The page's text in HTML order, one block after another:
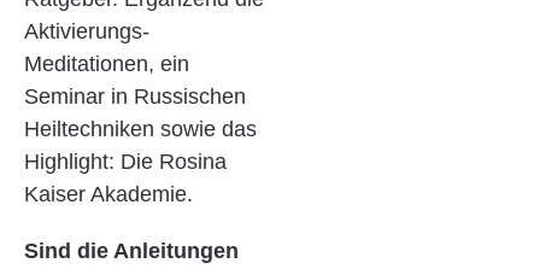
Aktivierungs-
Meditationen, ein
Seminar in Russischen
Heiltechniken sowie das
Highlight: Die Rosina
Kaiser Akademie.
Sind die Anleitungen